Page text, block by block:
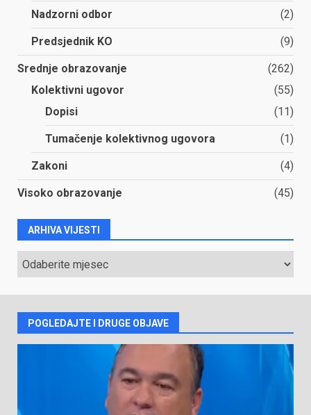
Nadzorni odbor (2)
Predsjednik KO (9)
Srednje obrazovanje
(262)
Kolektivni ugovor
(55)
Dopisi
(11)
Tumačenje kolektivnog ugovora (1)
Zakoni (4)
Visoko obrazovanje (45)
ARHIVA VIJESTI
ARHIVA
VIJESTI
POGLEDAJTE I DRUGE OBJAVE